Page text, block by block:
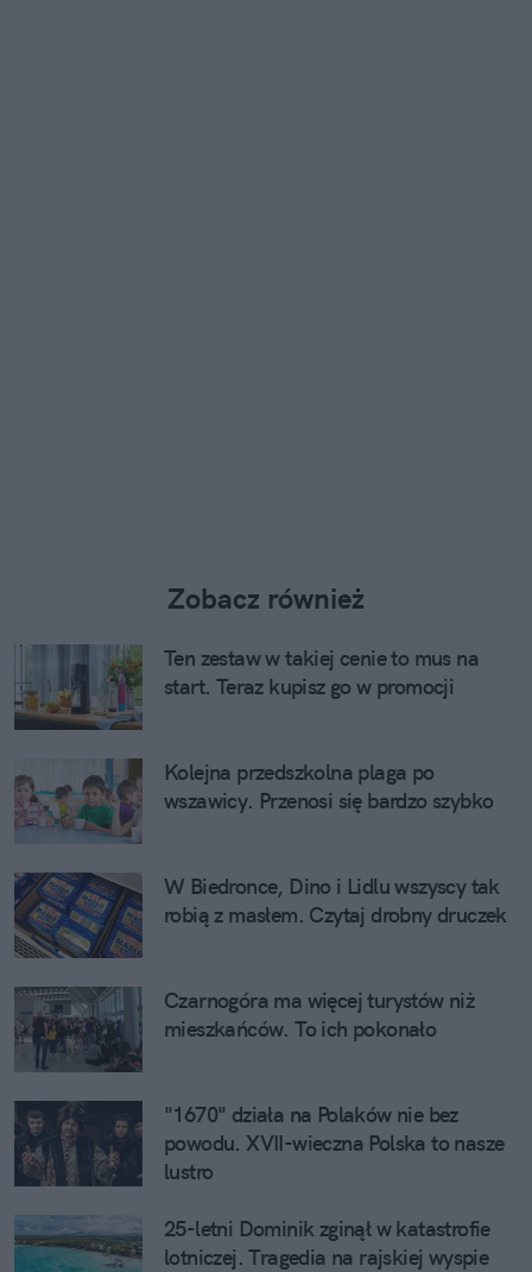
Zobacz również
Ten zestaw w takiej cenie to mus na
start. Teraz kupisz go w promocji
Kolejna przedszkolna plaga po
wszawicy. Przenosi się bardzo szybko
W Biedronce, Dino i Lidlu wszyscy tak
robią z masłem. Czytaj drobny druczek
Czarnogóra ma więcej turystów niż
mieszkańców. To ich pokonało
"1670" działa na Polaków nie bez
powodu. XVII-wieczna Polska to nasze
lustro
25-letni Dominik zginął w katastrofie
lotniczej. Tragedia na rajskiej wyspie